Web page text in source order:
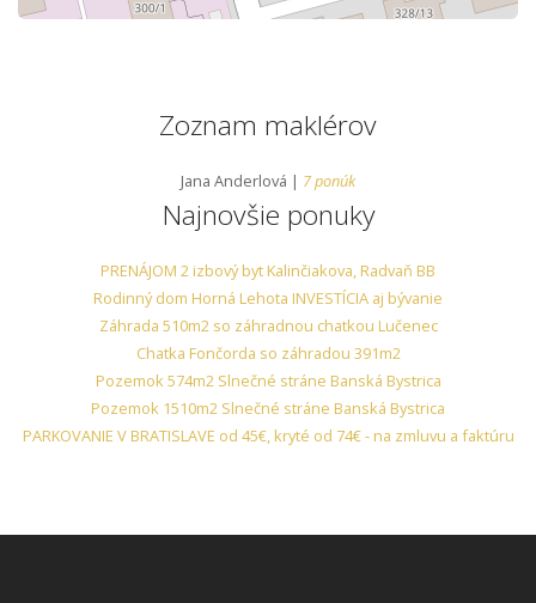
Zoznam maklérov
Jana Anderlová | 7 ponúk
Najnovšie ponuky
PRENÁJOM 2 izbový byt Kalinčiakova, Radvaň BB
Rodinný dom Horná Lehota INVESTÍCIA aj bývanie
Záhrada 510m2 so záhradnou chatkou Lučenec
Chatka Fončorda so záhradou 391m2
Pozemok 574m2 Slnečné stráne Banská Bystrica
Pozemok 1510m2 Slnečné stráne Banská Bystrica
PARKOVANIE V BRATISLAVE od 45€, kryté od 74€ - na zmluvu a faktúru